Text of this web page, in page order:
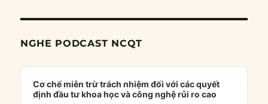
NGHE PODCAST NCQT
Audio
Player
Cơ chế miễn trừ trách nhiệm đối với các quyết
định đầu tư khoa học và công nghệ rủi ro cao